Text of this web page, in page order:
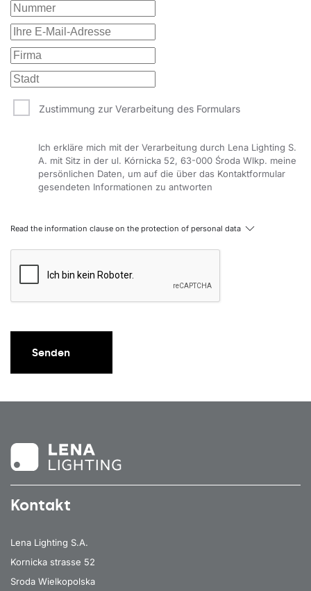
Zustimmung zur Verarbeitung des Formulars
Ich erkläre mich mit der Verarbeitung durch Lena Lighting S.
A. mit Sitz in der ul. Kórnicka 52, 63-000 Środa Wlkp. meine
persönlichen Daten, um auf die über das Kontaktformular
gesendeten Informationen zu antworten
Read the information clause on the protection of personal data
Senden
Kontakt
Lena Lighting S.A.
Kornicka strasse 52
Sroda Wielkopolska